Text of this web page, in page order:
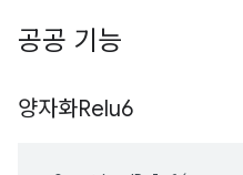
공공 기능
양자화Relu6